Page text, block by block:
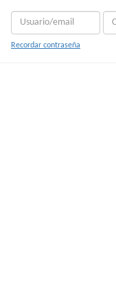
Recordar contraseña